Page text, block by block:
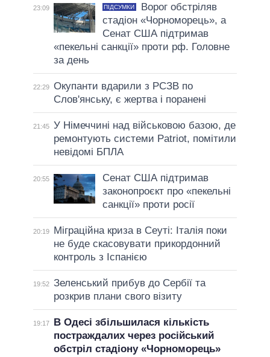
23:09 ПІДСУМКИ
Ворог обстріляв
стадіон «Чорноморець», а
Сенат США підтримав
«пекельні санкції» проти рф. Головне
за день
22:29 Окупанти вдарили з РСЗВ по
Слов'янську, є жертва і поранені
21:45 У Німеччині над військовою базою, де
ремонтують системи Patriot, помітили
невідомі БПЛА
20:55
Сенат США підтримав
законопроєкт про «пекельні
санкції» проти росії
20:19
Міграційна криза в Сеуті: Італія поки
не буде скасовувати прикордонний
контроль з Іспанією
19:52 Зеленський прибув до Сербії та
розкрив плани свого візиту
19:17
В Одесі збільшилася кількість
постраждалих через російський
обстріл стадіону «Чорноморець»